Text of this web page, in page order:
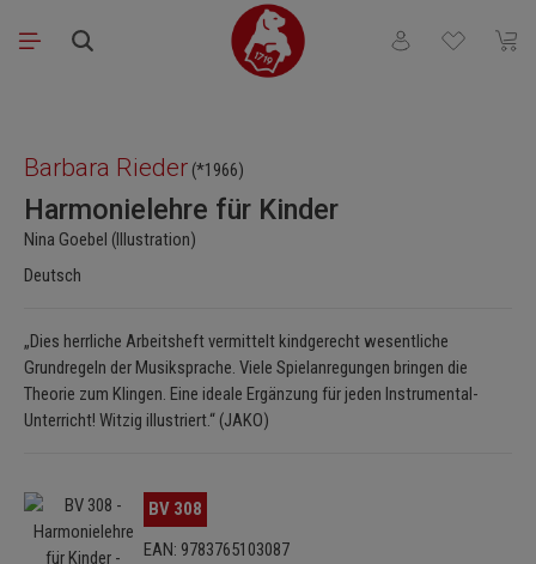
Zum Hauptinhalt springen
Du hast 0
Barbara Rieder (*1966)
Harmonielehre für Kinder
Nina Goebel (Illustration)
Deutsch
„Dies herrliche Arbeitsheft vermittelt kindgerecht wesentliche
Grundregeln der Musiksprache. Viele Spielanregungen bringen die
Theorie zum Klingen. Eine ideale Ergänzung für jeden Instrumental-
Unterricht! Witzig illustriert.“ (JAKO)
Bildergalerie überspringen
BV 308
EAN: 9783765103087